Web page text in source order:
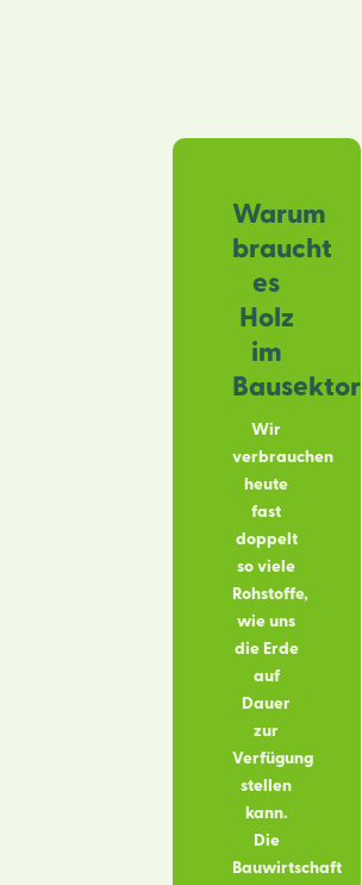
Warum
braucht
es
Holz
im
Bausektor?
Wir
verbrauchen
heute
fast
doppelt
so viele
Rohstoffe,
wie uns
die Erde
auf
Dauer
zur
Verfügung
stellen
kann.
Die
Bauwirtschaft